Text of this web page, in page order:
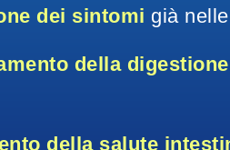
dei sintomi già
della digestione
della salute